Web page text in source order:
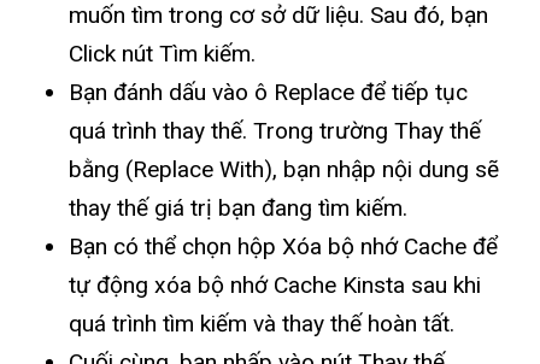
muốn tìm trong cơ sở dữ liệu. Sau đó, bạn
Click nút Tìm kiếm.
Bạn đánh dấu vào ô Replace để tiếp tục
quá trình thay thế. Trong trường Thay thế
bằng (Replace With), bạn nhập nội dung sẽ
thay thế giá trị bạn đang tìm kiếm.
Bạn có thể chọn hộp Xóa bộ nhớ Cache để
tự động xóa bộ nhớ Cache Kinsta sau khi
quá trình tìm kiếm và thay thế hoàn tất.